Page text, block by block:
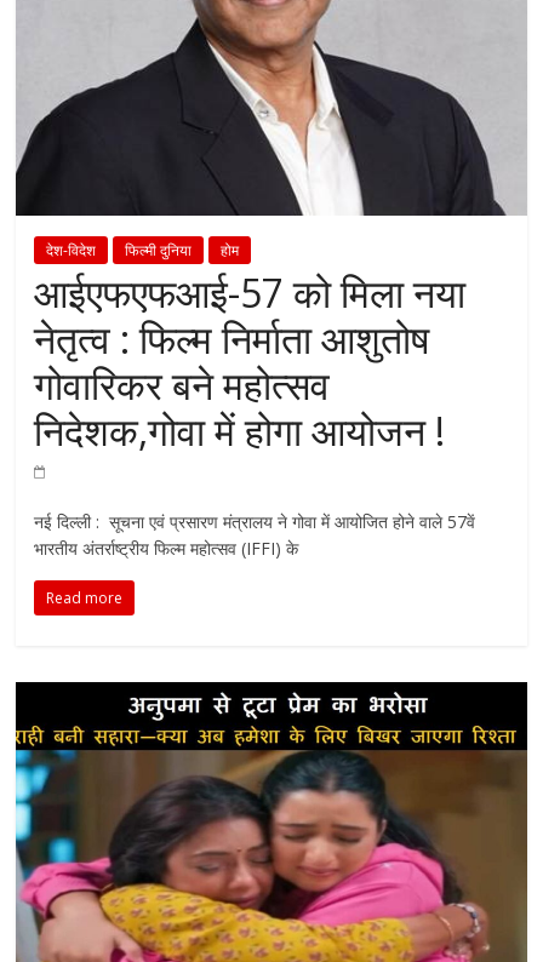
Entertainment.
EBharatNews
पढ़ें
ताजा
समाचार
देश
और
दुनिया
जाने
व्यापार,
बॉलीवुड,
खेल
और
देश-विदेश फिल्मी दुनिया होम
आईएफएफआई-57 को मिला नया
नेतृत्व : फिल्म निर्माता आशुतोष
गोवारिकर बने महोत्सव
निदेशक,गोवा में होगा आयोजन !
नई दिल्ली : सूचना एवं प्रसारण मंत्रालय ने गोवा में आयोजित होने वाले 57वें
भारतीय अंतर्राष्ट्रीय फिल्म महोत्सव (IFFI) के
Read more